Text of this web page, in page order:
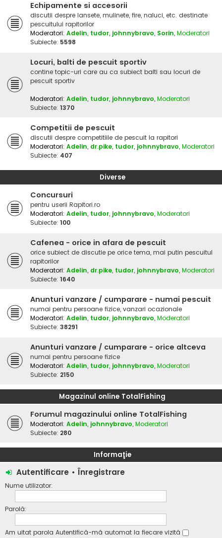
Echipamente si accesorii
discutii despre lansete, mulinete, fire, naluci, etc. destinate
pescuitului rapitorilor
Moderatori: Adelin, tudor, johnnybravo, Sorin, Moderatori
Subiecte: 5598
Locuri, balti de pescuit sportiv
contine topic-uri care au ca subiect balti sau locuri de
pescuit sportiv
Moderatori: Adelin, tudor, johnnybravo, Moderatori
Subiecte: 1370
Competitii de pescuit
discutii despre competitiile de pescuit la rapitori
Moderatori: Adelin, dr.pike, tudor, johnnybravo, Moderatori
Subiecte: 407
Diverse
Concursuri
pentru userii Rapitori.ro
Moderatori: Adelin, tudor, johnnybravo, Moderatori
Subiecte: 100
Cafenea - orice in afara de pescuit
orice subiect de discutie pe orice tema, mai putin pescuitul
rapitorilor
Moderatori: Adelin, dr.pike, tudor, johnnybravo, Moderatori
Subiecte: 1640
Anunturi vanzare / cumparare - numai pescuit
numai pentru persoane fizice, vanzari ocazionale
Moderatori: Adelin, tudor, johnnybravo, Moderatori
Subiecte: 38291
Anunturi vanzare / cumparare - orice altceva
numai pentru persoane fizice
Moderatori: Adelin, tudor, johnnybravo, Moderatori
Subiecte: 2150
Magazinul online TotalFishing
Forumul magazinului online TotalFishing
Moderatori: Adelin, johnnybravo, Moderatori
Subiecte: 280
Informaţie
Autentificare • Înregistrare
Nume utilizator:
Parolă:
Am uitat parola Autentifică-mă automat la fiecare vizită